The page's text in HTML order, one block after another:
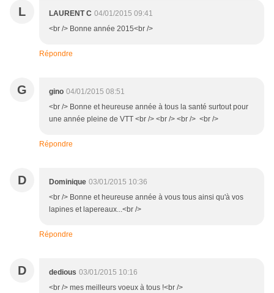
L LAURENT C 04/01/2015 09:41
<br /> Bonne année 2015<br />
Répondre
G gino 04/01/2015 08:51
<br /> Bonne et heureuse année à tous la santé surtout pour
une année pleine de VTT <br /> <br /> <br /> <br />
Répondre
D Dominique 03/01/2015 10:36
<br /> Bonne et heureuse année à vous tous ainsi qu'à vos
lapines et lapereaux...<br />
Répondre
D dedious 03/01/2015 10:16
<br /> mes meilleurs voeux à tous !<br />